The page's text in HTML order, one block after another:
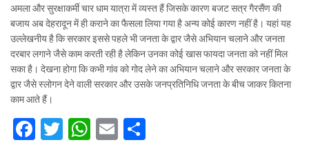
अमला और सुरक्षाकर्मी चार धाम यात्रा में व्यस्त हैं जिसके कारण बजट सत्र गैरसैंण की
बजाय अब देहरादून में ही कराने का फैसला लिया गया है अन्य कोई कारण नहीं है। यहां यह
उल्लेखनीय है कि सरकार इससे पहले भी जनता के द्वार जैसे अभियान चलाने और जनता
दरबार लगाने जैसे काम करती रही है लेकिन उनका कोई खास फायदा जनता को नहीं मिल
सका है। देखना होगा कि कभी गांव को गोद लेने का अभियान चलाने और सरकार जनता के
द्वार जैसे स्लोगन देने वाली सरकार और उसके जनप्रतिनिधि जनता के बीच जाकर कितना
काम आते हैं।
F
T
W E